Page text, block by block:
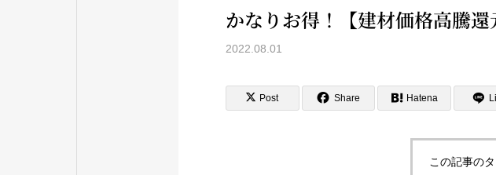
かなりお得！【建材価格高騰還
2022.08.01
Post Share Hatena
この記事の